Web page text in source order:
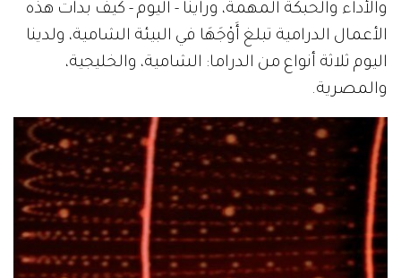
والأداء والحبكة المهمة، ورأينا - اليوم - كيف بدأت هذه
الأعمال الدرامية تبلغ أَوْجَهَا في البيئة الشامية، ولدينا
اليوم ثلاثة أنواع من الدراما: الشامية، والخليجية،
والمصرية.